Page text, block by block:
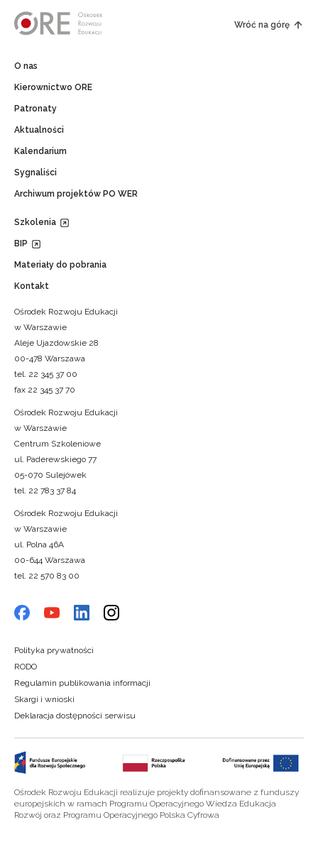
Wróć na górę
O nas
Kierownictwo ORE
Patronaty
Aktualności
Kalendarium
Sygnaliści
Archiwum projektów PO WER
Szkolenia
BIP
Materiały do pobrania
Kontakt
Ośrodek Rozwoju Edukacji
w Warszawie
Aleje Ujazdowskie 28
00-478 Warszawa
tel. 22 345 37 00
fax 22 345 37 70
Ośrodek Rozwoju Edukacji
w Warszawie
Centrum Szkoleniowe
ul. Paderewskiego 77
05-070 Sulejówek
tel. 22 783 37 84
Ośrodek Rozwoju Edukacji
w Warszawie
ul. Polna 46A
00-644 Warszawa
tel. 22 570 83 00
Polityka prywatności
RODO
Regulamin publikowania informacji
Skargi i wnioski
Deklaracja dostępności serwisu
Ośrodek Rozwoju Edukacji realizuje projekty dofinansowane z funduszy
europejskich w ramach Programu Operacyjnego Wiedza Edukacja
Rozwój oraz Programu Operacyjnego Polska Cyfrowa